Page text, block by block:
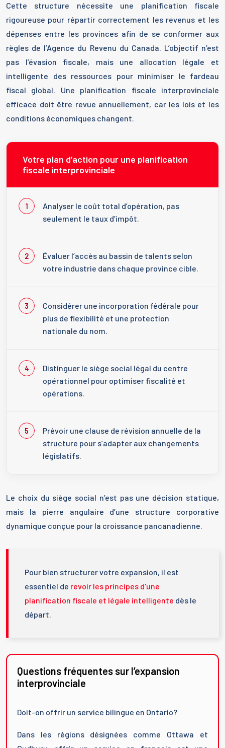
Cette structure nécessite une planification fiscale
rigoureuse pour répartir correctement les revenus et les
dépenses entre les provinces afin de se conformer aux
règles de l’Agence du Revenu du Canada. L’objectif n’est
pas l’évasion fiscale, mais une allocation légale et
intelligente des ressources pour minimiser le fardeau
fiscal global. Une planification fiscale interprovinciale
efficace doit être revue annuellement, car les lois et les
conditions économiques changent.
Votre plan d’action pour une planification
fiscale interprovinciale
Analyser le coût total d’opération, pas
seulement le taux d’impôt.
Évaluer l’accès au bassin de talents selon
votre industrie dans chaque province cible.
Considérer une incorporation fédérale pour
plus de flexibilité et une protection
nationale du nom.
Distinguer le siège social légal du centre
opérationnel pour optimiser fiscalité et
opérations.
Prévoir une clause de révision annuelle de la
structure pour s’adapter aux changements
législatifs.
Le choix du siège social n’est pas une décision statique,
mais la pierre angulaire d’une structure corporative
dynamique conçue pour la croissance pancanadienne.
Pour bien structurer votre expansion, il est
essentiel de revoir les principes d'une
planification fiscale et légale intelligente dès le
départ.
Questions fréquentes sur l’expansion
interprovinciale
Doit-on offrir un service bilingue en Ontario?
Dans les régions désignées comme Ottawa et